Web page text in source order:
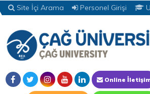
Site İçi Arama Personel Girişi
Online